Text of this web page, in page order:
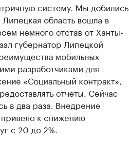
систему. Мы добились
область вошла в
немного отстав от Ханты-
губернатор Липецкой
мобильных
разработчиками для
«Социальный контракт»,
отчеты. Сейчас
в два раза. Внедрение
привело к снижению
с 20 до 2%.